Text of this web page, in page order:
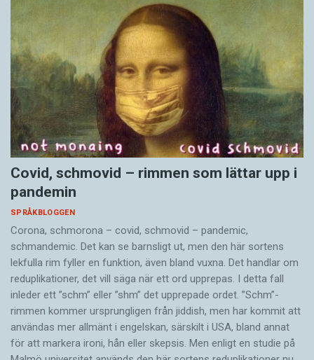
Covid, schmovid – rimmen som lättar upp i
pandemin
SPRÅKBLOGGEN
Corona, schmorona – covid, schmovid – pandemic,
schmandemic. Det kan se barnsligt ut, men den här sortens
lekfulla rim fyller en funktion, även bland vuxna. Det handlar om
reduplikationer, det vill säga när ett ord upprepas. I detta fall
inleder ett ”schm” eller ”shm” det upprepade ordet. ”Schm”-
rimmen kommer ursprungligen från jiddish, men har kommit att
användas mer allmänt i engelskan, särskilt i USA, bland annat
för att markera ironi, hån eller skepsis. Men enligt en studie på